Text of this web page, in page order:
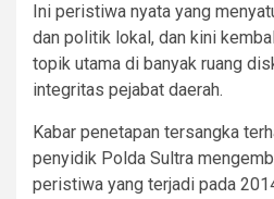
Ini peristiwa nyata yang
dan politik lokal, dan kini
topik utama di banyak ruang
integritas pejabat daerah.
Kabar penetapan tersangka
penyidik Polda Sultra
peristiwa yang terjadi pada